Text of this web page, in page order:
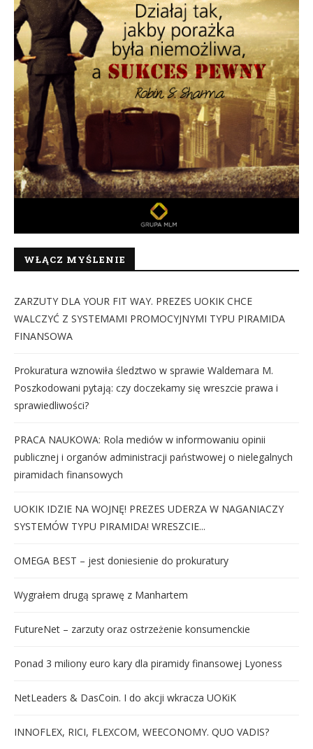
WŁĄCZ MYŚLENIE
ZARZUTY DLA YOUR FIT WAY. PREZES UOKIK CHCE
WALCZYĆ Z SYSTEMAMI PROMOCYJNYMI TYPU PIRAMIDA
FINANSOWA
Prokuratura wznowiła śledztwo w sprawie Waldemara M.
Poszkodowani pytają: czy doczekamy się wreszcie prawa i
sprawiedliwości?
PRACA NAUKOWA: Rola mediów w informowaniu opinii
publicznej i organów administracji państwowej o nielegalnych
piramidach finansowych
UOKIK IDZIE NA WOJNĘ! PREZES UDERZA W NAGANIACZY
SYSTEMÓW TYPU PIRAMIDA! WRESZCIE...
OMEGA BEST – jest doniesienie do prokuratury
Wygrałem drugą sprawę z Manhartem
FutureNet – zarzuty oraz ostrzeżenie konsumenckie
Ponad 3 miliony euro kary dla piramidy finansowej Lyoness
NetLeaders & DasCoin. I do akcji wkracza UOKiK
INNOFLEX, RICI, FLEXCOM, WEECONOMY. QUO VADIS?